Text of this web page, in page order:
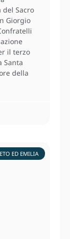
del Sacro
Giorgio
il terzo
Santa
della
ED EMILIA